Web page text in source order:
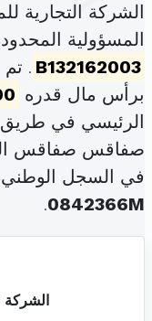
الشركة التجارية
المسؤولية
B132162003
برأس مال قدره
صفاقس صفاقس
في السجل
0842366M
.
الشركة